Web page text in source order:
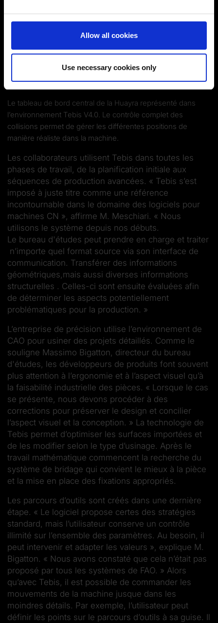
You can change or revoke your consent at any time.
Imprint|Data protection |Disclaimer of liability
Allow all cookies
Use necessary cookies only
Le tableau de bord central de la Huayra représenté dans
l’environnement Tebis V4.0. Le contrôle complet des
collisions permet de gérer les différentes positions de
manière réaliste dans la machine.
Les collaborateurs utilisent Tebis dans toutes les
phases de travail, de la planification initiale aux
séquences de production avancées. « Tebis s’est
imposé à juste titre comme une référence
incontournable dans le domaine des logiciels pour
machines CN », affirme M. Meschiari. « Nous
utilisons le système depuis nos débuts.
Le bureau d'études peut prendre en charge et traiter
n’importe quel format source via son interface de
communication. Transférer des informations
géométriques,mais aussi diverses informations
structurelles . Celles-ci sont ensuite évaluées afin
de déterminer les aspects potentiellement
problématiques pour la production. »
L’entreprise de précision utilise l’environnement de
CAO pour usiner des projets détaillés. Comme le
souligne Massimo Bigatton, directeur du bureau
d'études, les développeurs de produits font souvent
plus attention à l’ergonomie et à l’aspect visuel qu’à
la faisabilité industrielle des pièces. « Lorsque le cas
se présente, nous devons procéder à des
corrections pour préserver le design et concilier
l’aspect visuel et la conception. » La technologie de
Tebis permet d’optimiser les surfaces importées et
de les modifier selon le type d’usinage. Après le
travail mathématique commencent la recherche du
système de bridage qui convient le mieux à la pièce
et la mise en place des fixations appropriés.
Les parcours d’outils sont créés dans une dernière
étape. « Le logiciel propose certes des stratégies
standard, mais l’utilisateur conserve un contrôle
illimité sur l’ensemble des paramètres. Au besoin, il
peut intervenir et adapter les valeurs », explique M.
Bigatton. « Nous avons constaté que cela n’était pas
proposé par tous les systèmes de FAO. » Alors
qu’avec Tebis, il est possible de commander les
mouvements de la machine jusque dans les
moindres détails. Par exemple, l’utilisateur peut
définir les points sur le parcours d’outils à sa guise. Il